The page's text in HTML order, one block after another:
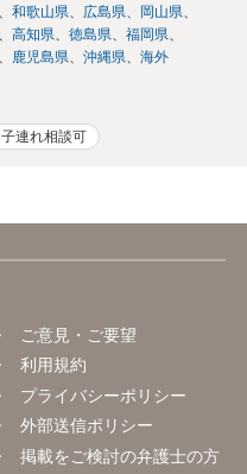
和歌山県 広島県
岡山県
高知県 徳島県
福岡県
鹿児島県 沖縄県 海外
子連れ相談可
ご意見・ご要望
利用規約
プライバシーポリシー
外部送信ポリシー
掲載をご検討の弁護士の方